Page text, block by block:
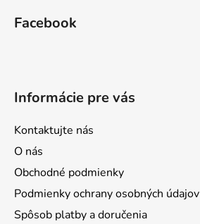
Facebook
Informácie pre vás
Kontaktujte nás
O nás
Obchodné podmienky
Podmienky ochrany osobných údajov
Spôsob platby a doručenia